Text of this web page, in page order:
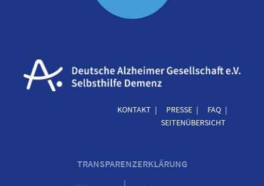
KONTAKT PRESSE
FAQ
SEITENÜBERSICHT
TRANSPARENZERKLÄRUNG